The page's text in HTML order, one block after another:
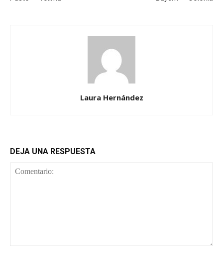
Laura Hernández
DEJA UNA RESPUESTA